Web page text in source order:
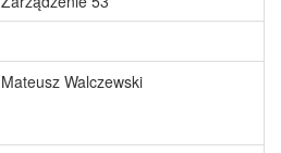
Mateusz Walczewski